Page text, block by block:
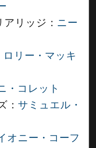
アリッジ： ニー
ロリー・マッキ
・コレット
： サミュエル・
オニー・コーフ